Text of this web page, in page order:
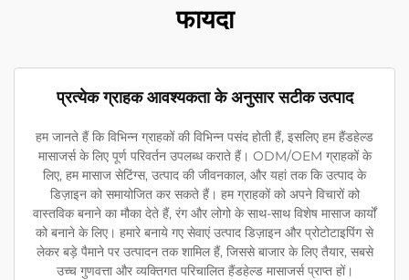
फायदा
प्रत्येक ग्राहक आवश्यकता के अनुसार सटीक उत्पाद
हम जानते हैं कि विभिन्न ग्राहकों की विभिन्न पसंद होती हैं, इसलिए हम हैंडहेल्ड
मासाजर्स के लिए पूर्ण परिवर्तन उपलब्ध कराते हैं। ODM/OEM ग्राहकों के
लिए, हम मासाज सेटिंग्स, उत्पाद की जीवनकाल, और यहां तक कि उत्पाद के
डिज़ाइन को समायोजित कर सकते हैं। हम ग्राहकों को अपने विचारों को
वास्तविक बनाने का मौका देते हैं, रंग और लोगो के साथ-साथ विशेष मासाज कार्यों
को बनाने के लिए। हमारे बनाये गए सेवाएं उत्पाद डिज़ाइन और प्रोटोटाइपिंग से
लेकर बड़े पैमाने पर उत्पादन तक शामिल हैं, जिससे बाजार के लिए तैयार, सबसे
उच्च गुणवत्ता और व्यक्तिगत परिचालित हैंडहेल्ड मासाजर्स प्राप्त हों।